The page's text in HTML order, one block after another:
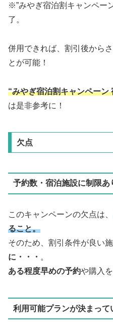
※”みやぎ宿泊割キャンペー
了。
併用できれば、割引後から
とが可能！
“みやぎ宿泊割キャンペーン
は是非参考に！
欠点
予約数・宿泊施設に制限あ
このキャンペーンの欠点は、
ること。
そのため、割引条件が良い
に・・・ 。
ある程度早めの予約や購入
利用可能プランが決まって